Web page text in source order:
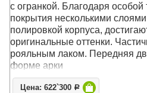
с огранкой. Благодаря особой
покрытия несколькими
полировкой корпуса,
оригинальные оттенки.
рояльным лаком. Передняя
форме арки
Механизм: Механический
Цена: 622`300 Р